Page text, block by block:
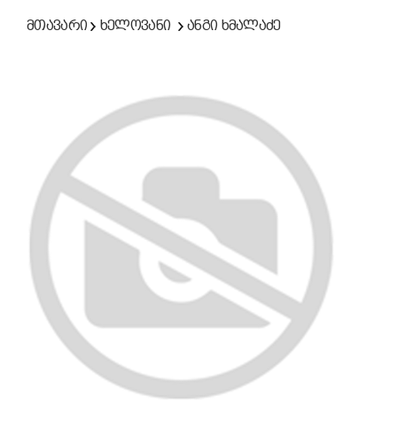
მთავარი ხელოვანი ანგი ხმალაძე